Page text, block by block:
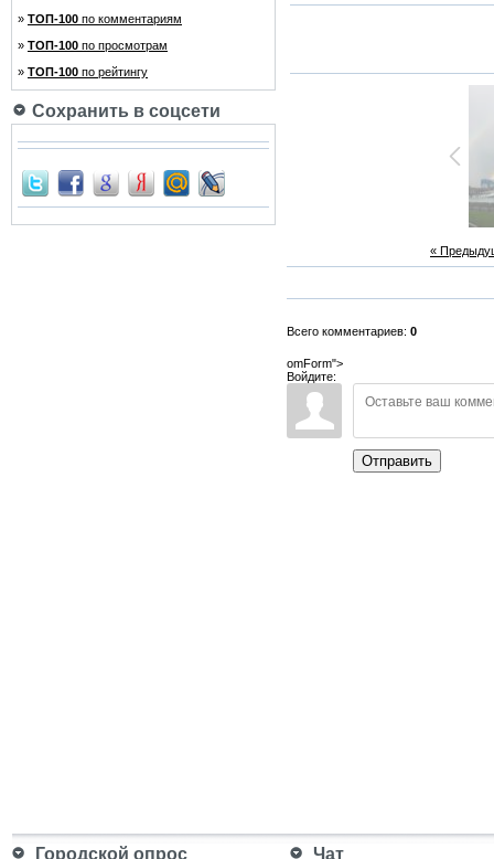
» ТОП-100 по комментариям
» ТОП-100 по просмотрам
» ТОП-100 по рейтингу
Сохранить в соцсети
«
Всего комментариев: 0
omForm">
Войдите:
Отправить
Городской опрос Чат